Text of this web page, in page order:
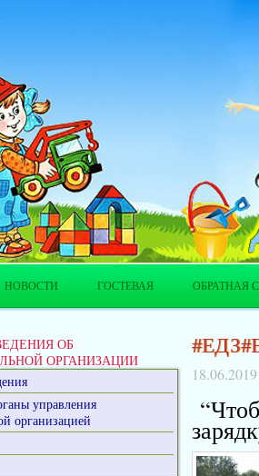
НОВОСТИ ГОСТЕВАЯ ОБРАТНАЯ
ОБ
ОРГАНИЗАЦИИ
управления
организацией
18.06.2019